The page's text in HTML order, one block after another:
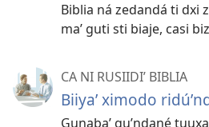
Biblia ná zedandá ti dxi
maʼ guti sti biaje, casi
CA NI RUSIIDIʼ BIBLIA
Biiyaʼ ximodo
Gunabaʼ guʼndané